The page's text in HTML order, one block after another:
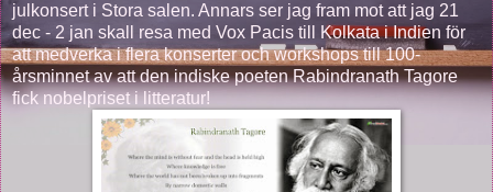
julkonsert i Stora salen. Annars ser jag fram mot att jag 21
dec - 2 jan skall resa med Vox Pacis till Kolkata i Indien för
att medverka i flera konserter och workshops till 100-
årsminnet av att den indiske poeten Rabindranath Tagore
fick nobelpriset i litteratur!